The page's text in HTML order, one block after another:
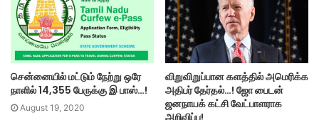
சென்னையில் மட்டும் நேற்று ஒரே
நாளில் 14,355 பேருக்கு இ பாஸ்…!
August 19, 2020
விறுவிறுப்பான களத்தில் அமெரிக்க
அதிபர் தேர்தல்…! ஜோ பைடன்
ஜனநாயக் கட்சி வேட்பாளராக